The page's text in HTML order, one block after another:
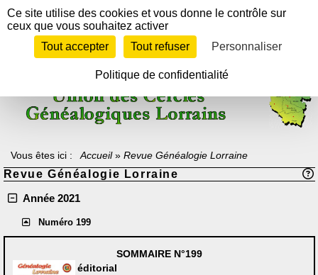
Texte à méditer :
"Celui qui ne sait pas d'où il vient ne peut savoir où il
va, car il ne sait pas où il est.
En ce sens, le passé est la rampe de lancement vers l'avenir".
Archiduc Otto de Lorraine-Habsbourg
Vous êtes ici : Accueil» Revue Généalogie Lorraine
Revue Généalogie Lorraine
Année 2021
Numéro 199
SOMMAIREN°199
éditorial
Ce site utilise des cookies et vous donne le contrôle sur
ceux que vous souhaitez activer
Tout accepter
Tout refuser Personnaliser
Politique de confidentialité